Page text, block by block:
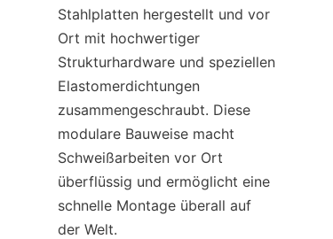
Stahlplatten hergestellt und vor
Ort mit hochwertiger
Strukturhardware und speziellen
Elastomerdichtungen
zusammengeschraubt. Diese
modulare Bauweise macht
Schweißarbeiten vor Ort
überflüssig und ermöglicht eine
schnelle Montage überall auf
der Welt.